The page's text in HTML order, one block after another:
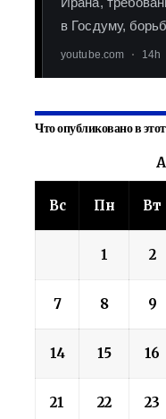
Что опубликовано в
Вс Пн Вт
1 2
7 8 9
14 15 16
21 22 23